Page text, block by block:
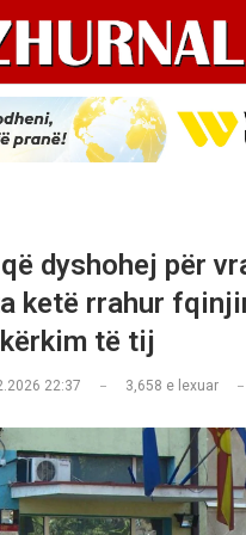
dyshohej për
ketë rrahur
të tij
22:37 3,658 e lexuar